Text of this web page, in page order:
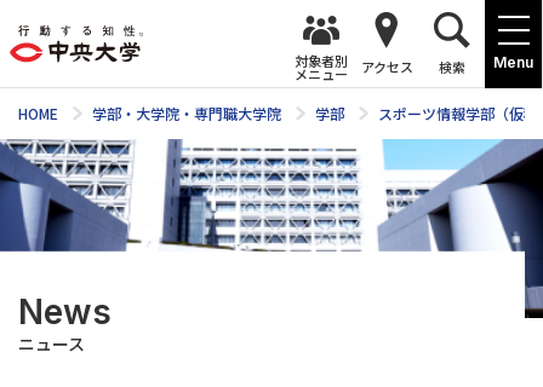
Menu
対象者別
メニュー アクセス 検索
HOME 学部・大学院・専門職大学院 学部 スポーツ情報学部（仮
News
ニュース